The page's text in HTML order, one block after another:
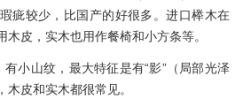
疵较少，比国产的好很多。进口榉木在
木皮，实木也用作餐椅和小方条等。
小山纹，最大特征是有“影”（局部光泽
皮和实木都很常见。